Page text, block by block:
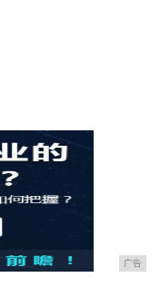
广告